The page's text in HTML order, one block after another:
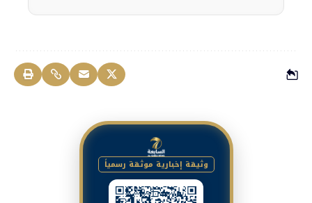
وثيقة إخبارية موثقة رسمياً